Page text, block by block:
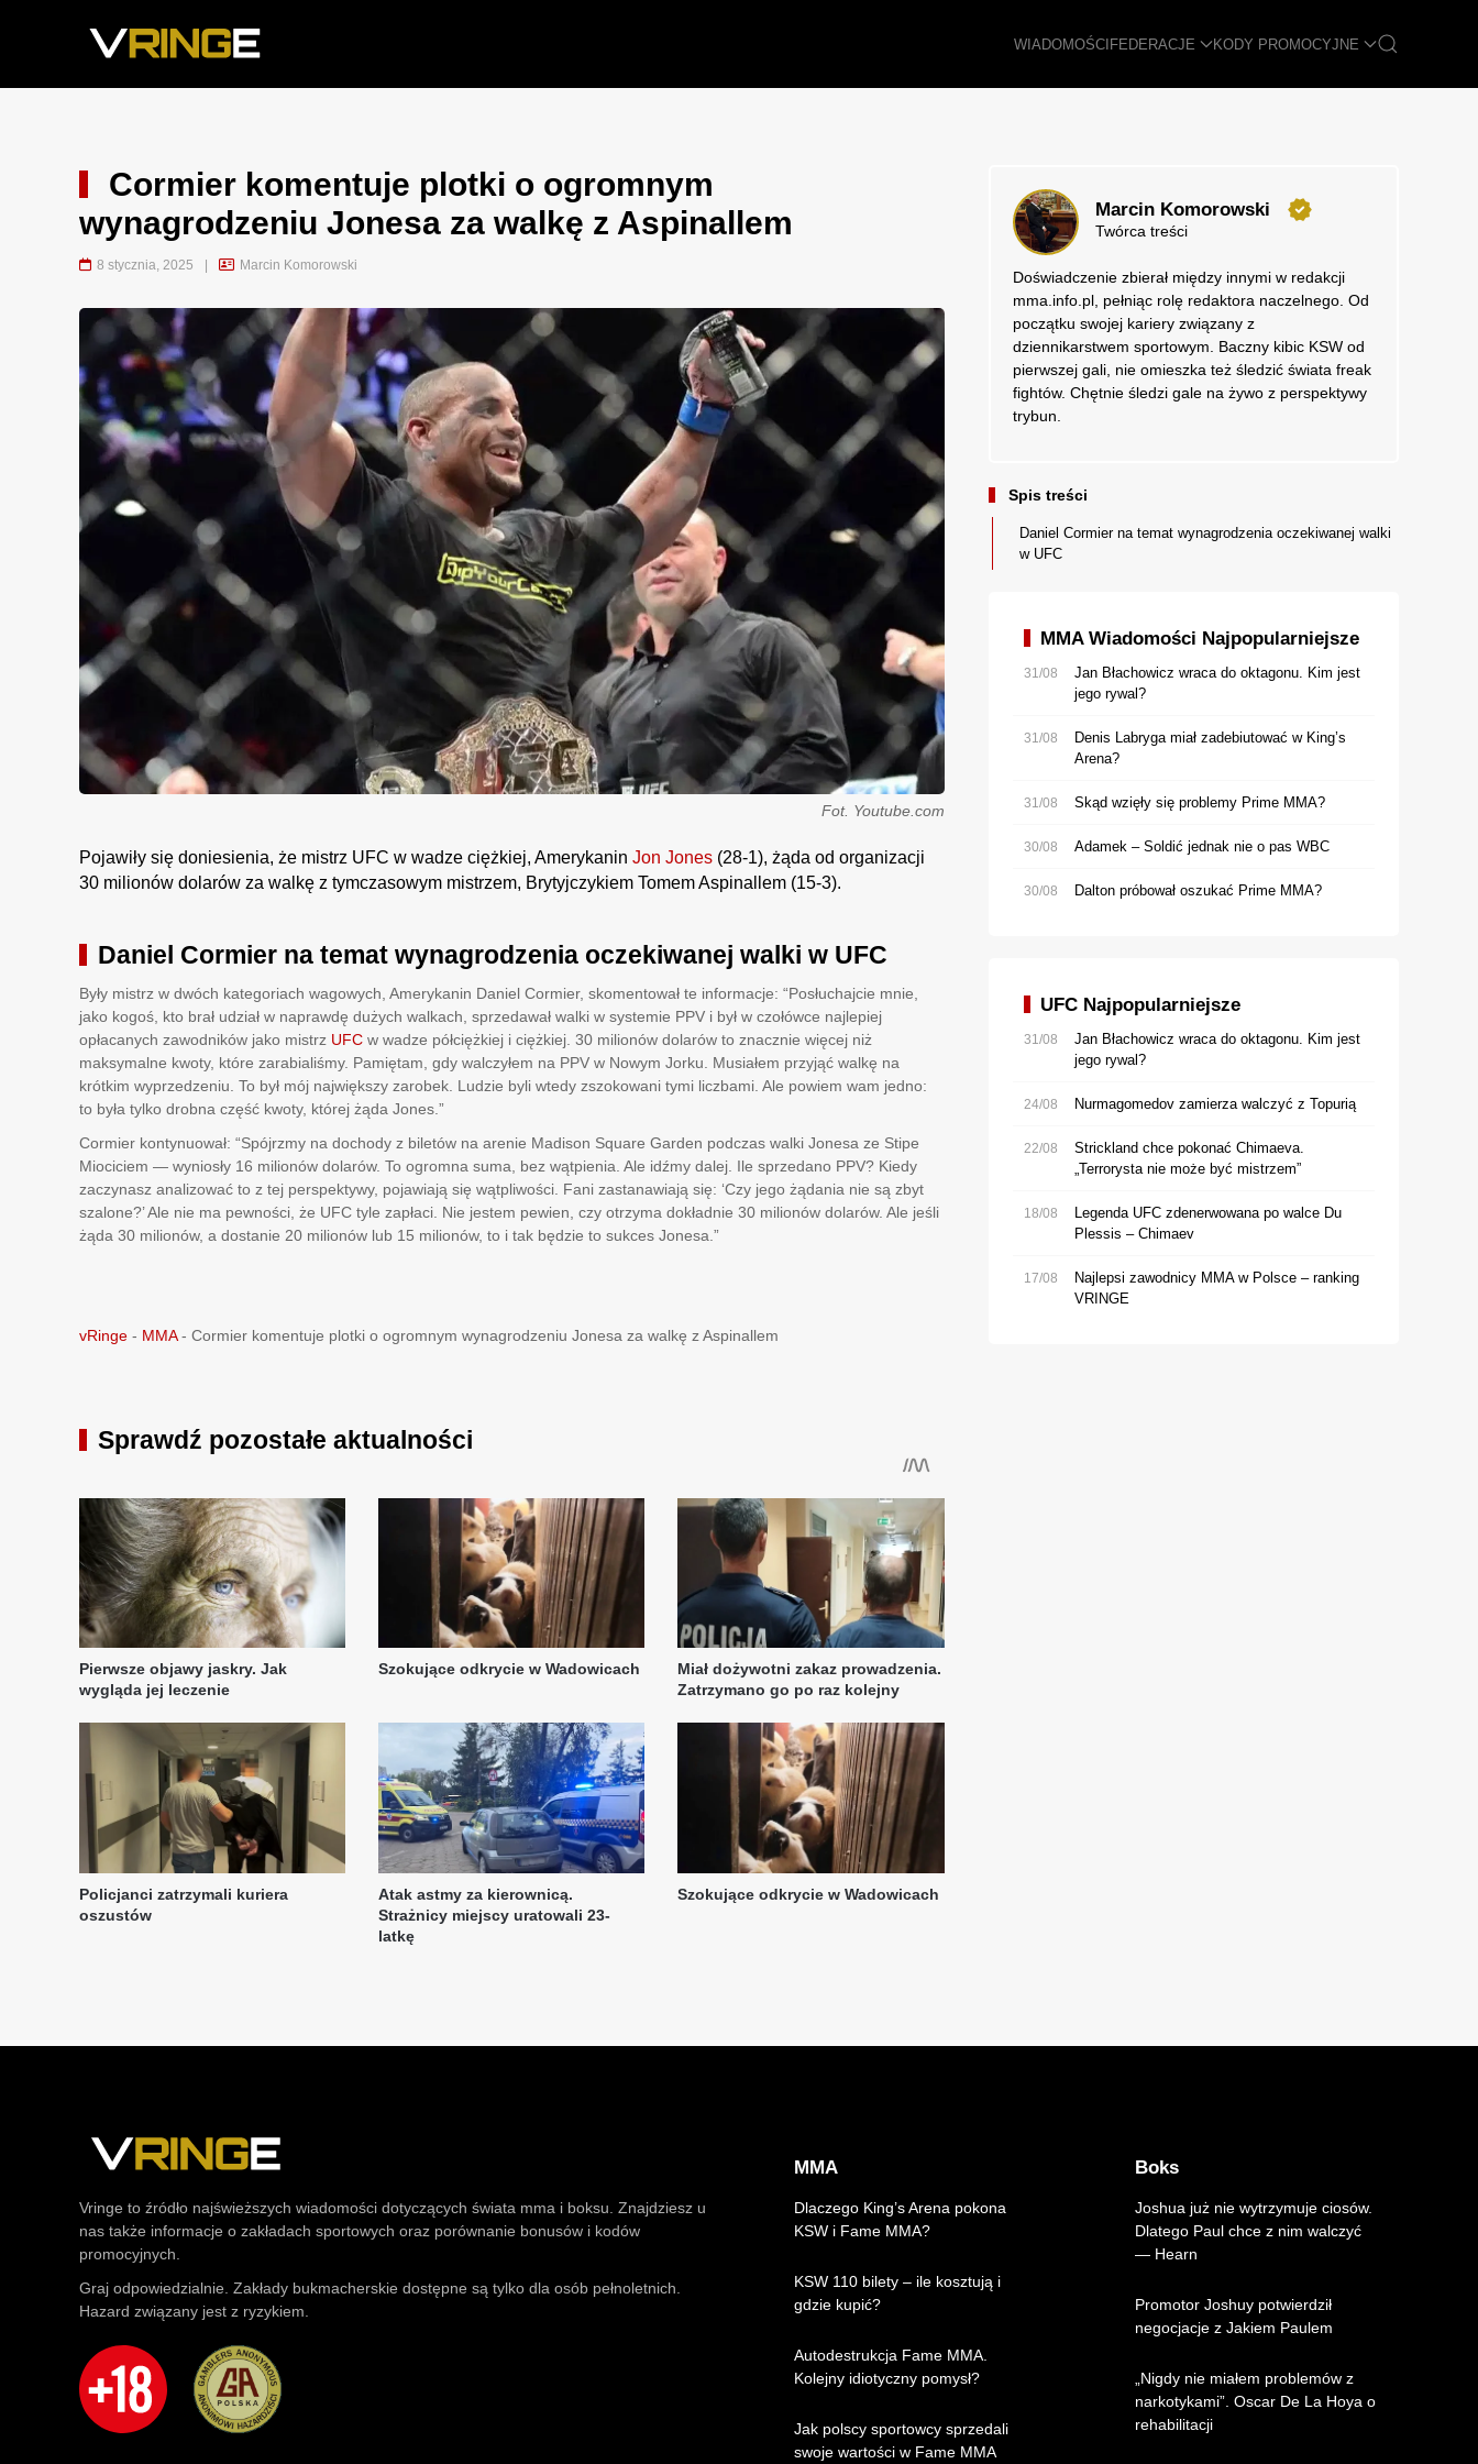
WIADOMOŚCIFEDERACJE KODY PROMOCYJNE
Cormier komentuje plotki o ogromnym
wynagrodzeniu Jonesa za walkę z Aspinallem
8 stycznia, 2025 | Marcin Komorowski
Fot. Youtube.com
Pojawiły się doniesienia, że mistrz UFC w wadze ciężkiej, Amerykanin Jon Jones (28-1), żąda od organizacji
30 milionów dolarów za walkę z tymczasowym mistrzem, Brytyjczykiem Tomem Aspinallem (15-3).
Daniel Cormier na temat wynagrodzenia oczekiwanej walki w UFC
Były mistrz w dwóch kategoriach wagowych, Amerykanin Daniel Cormier, skomentował te informacje: “Posłuchajcie mnie,
jako kogoś, kto brał udział w naprawdę dużych walkach, sprzedawał walki w systemie PPV i był w czołówce najlepiej
opłacanych zawodników jako mistrz UFC w wadze półciężkiej i ciężkiej. 30 milionów dolarów to znacznie więcej niż
maksymalne kwoty, które zarabialiśmy. Pamiętam, gdy walczyłem na PPV w Nowym Jorku. Musiałem przyjąć walkę na
krótkim wyprzedzeniu. To był mój największy zarobek. Ludzie byli wtedy zszokowani tymi liczbami. Ale powiem wam jedno:
to była tylko drobna część kwoty, której żąda Jones.”
Cormier kontynuował: “Spójrzmy na dochody z biletów na arenie Madison Square Garden podczas walki Jonesa ze Stipe
Miociciem — wyniosły 16 milionów dolarów. To ogromna suma, bez wątpienia. Ale idźmy dalej. Ile sprzedano PPV? Kiedy
zaczynasz analizować to z tej perspektywy, pojawiają się wątpliwości. Fani zastanawiają się: ‘Czy jego żądania nie są zbyt
szalone?’ Ale nie ma pewności, że UFC tyle zapłaci. Nie jestem pewien, czy otrzyma dokładnie 30 milionów dolarów. Ale jeśli
żąda 30 milionów, a dostanie 20 milionów lub 15 milionów, to i tak będzie to sukces Jonesa.”
vRinge - MMA- Cormier komentuje plotki o ogromnym wynagrodzeniu Jonesa za walkę z Aspinallem
Sprawdź pozostałe aktualności
Marcin Komorowski
Twórca treści
Doświadczenie zbierał między innymi w redakcji
mma.info.pl, pełniąc rolę redaktora naczelnego. Od
początku swojej kariery związany z
dziennikarstwem sportowym. Baczny kibic KSW od
pierwszej gali, nie omieszka też śledzić świata freak
fightów. Chętnie śledzi gale na żywo z perspektywy
trybun.
Spis treści
Daniel Cormier na temat wynagrodzenia oczekiwanej walki
w UFC
MMA Wiadomości Najpopularniejsze
31/08
Jan Błachowicz wraca do oktagonu. Kim jest
jego rywal?
31/08
Denis Labryga miał zadebiutować w King’s
Arena?
31/08 Skąd wzięły się problemy Prime MMA?
30/08 Adamek – Soldić jednak nie o pas WBC
30/08 Dalton próbował oszukać Prime MMA?
UFC Najpopularniejsze
31/08
Jan Błachowicz wraca do oktagonu. Kim jest
jego rywal?
24/08 Nurmagomedov zamierza walczyć z Topurią
22/08
Strickland chce pokonać Chimaeva.
„Terrorysta nie może być mistrzem”
18/08
Legenda UFC zdenerwowana po walce Du
Plessis – Chimaev
17/08
Najlepsi zawodnicy MMA w Polsce – ranking
VRINGE
Vringe to źródło najświeższych wiadomości dotyczących świata mma i boksu. Znajdziesz u
nas także informacje o zakładach sportowych oraz porównanie bonusów i kodów
promocyjnych.
Graj odpowiedzialnie. Zakłady bukmacherskie dostępne są tylko dla osób pełnoletnich.
Hazard związany jest z ryzykiem.
MMA
Dlaczego King’s Arena pokona
KSW i Fame MMA?
KSW 110 bilety – ile kosztują i
gdzie kupić?
Autodestrukcja Fame MMA.
Kolejny idiotyczny pomysł?
Jak polscy sportowcy sprzedali
swoje wartości w Fame MMA
Boks
Joshua już nie wytrzymuje ciosów.
Dlatego Paul chce z nim walczyć
— Hearn
Promotor Joshuy potwierdził
negocjacje z Jakiem Paulem
„Nigdy nie miałem problemów z
narkotykami”. Oscar De La Hoya o
rehabilitacji